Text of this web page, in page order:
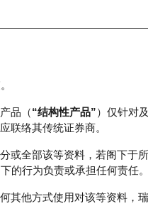
品（“结构性产品”）仅针对
联络其传统证券商。
或全部该等资料，若阁下于
的行为负责或承担任何责任。
其他方式使用对该等资料，